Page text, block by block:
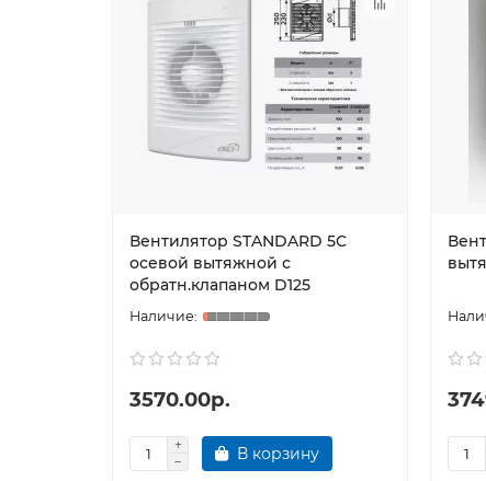
Вентилятор STANDARD 5C
осевой вытяжной с
обратн.клапаном D125
3570.00р.
В корзину